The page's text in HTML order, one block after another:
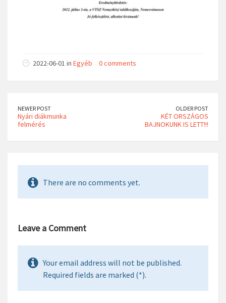
2022-06-01 in Egyéb 0 comments
NEWER POST
Nyári diákmunka
felmérés
OLDER POST
KÉT ORSZÁGOS
BAJNOKUNK IS LETT!!!
There are no comments yet.
Leave a Comment
Your email address will not be published.
Required fields are marked (*).